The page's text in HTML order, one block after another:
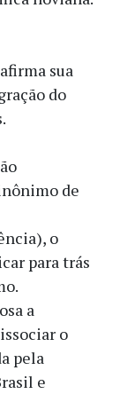
sua
do
de
o
para trás
a
o
pela
e